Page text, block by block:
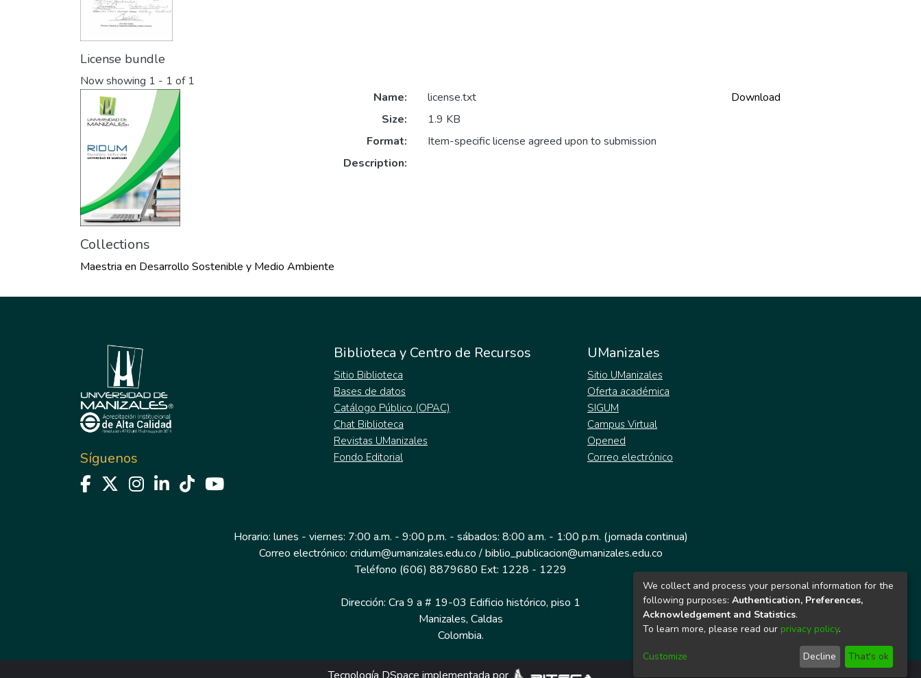
License bundle
Now showing 1 - 1 of 1
Name:
license.txt
Size:
1.9 KB
Format:
Item-specific license agreed upon to submission
Description:
Download
Collections
Maestria en Desarrollo Sostenible y Medio Ambiente
Síguenos
Biblioteca y Centro de Recursos
Sitio Biblioteca
Bases de datos
Catálogo Público (OPAC)
Chat Biblioteca
Revistas UManizales
Fondo Editorial
UManizales
Sitio UManizales
Oferta académica
SIGUM
Campus Virtual
Opened
Correo electrónico
Horario: lunes - viernes: 7:00 a.m. - 9:00 p.m. - sábados: 8:00 a.m. - 1:00 p.m. (jornada continua)
Correo electrónico: cridum@umanizales.edu.co / biblio_publicacion@umanizales.edu.co
Teléfono (606) 8879680 Ext: 1228 - 1229
Dirección: Cra 9 a # 19-03 Edificio histórico, piso 1
Manizales, Caldas
Colombia.
We collect and process your personal information for the
following purposes: Authentication, Preferences,
Acknowledgement and Statistics.
To learn more, please read our privacy policy.
Customize Decline That's ok